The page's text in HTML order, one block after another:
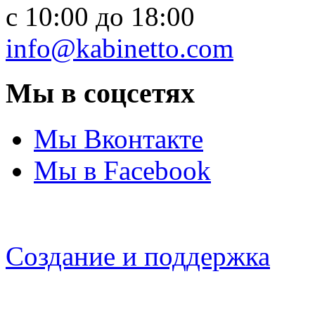
c 10:00 до 18:00
info@kabinetto.com
Мы в соцсетях
Мы Вконтакте
Мы в Facebook
Создание и поддержка